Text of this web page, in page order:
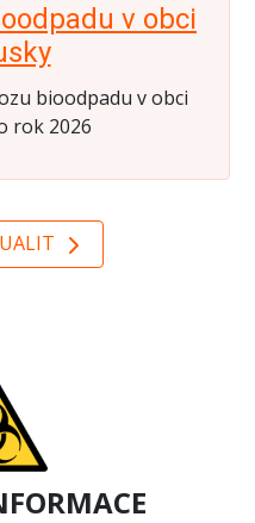
v obci
bioodpadu v obci
rok 2026